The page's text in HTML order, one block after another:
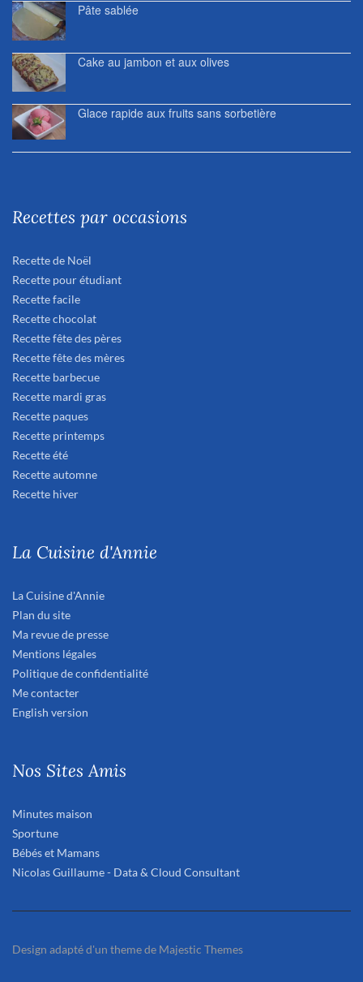
Pâte sablée
Cake au jambon et aux olives
Glace rapide aux fruits sans sorbetière
Recettes par occasions
Recette de Noël
Recette pour étudiant
Recette facile
Recette chocolat
Recette fête des pères
Recette fête des mères
Recette barbecue
Recette mardi gras
Recette paques
Recette printemps
Recette été
Recette automne
Recette hiver
La Cuisine d'Annie
La Cuisine d'Annie
Plan du site
Ma revue de presse
Mentions légales
Politique de confidentialité
Me contacter
English version
Nos Sites Amis
Minutes maison
Sportune
Bébés et Mamans
Nicolas Guillaume - Data & Cloud Consultant
Design adapté d'un theme de Majestic Themes